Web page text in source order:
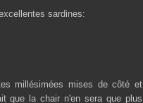
sardines:
millésimées mises de côté et
que la chair n'en sera que plus